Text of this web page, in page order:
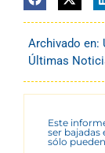
Archivado en:
Últimas
Este
ser bajadas
sólo